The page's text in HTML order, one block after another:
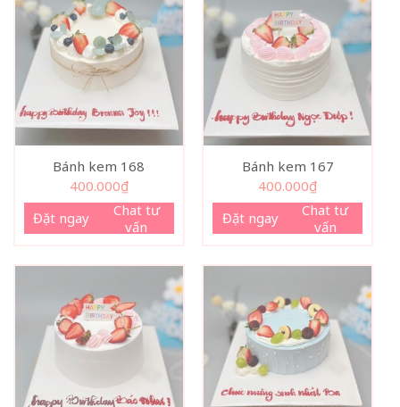
Bánh kem 168
400.000₫
Đặt ngay
Chat tư
vấn
Bánh kem 167
400.000₫
Đặt ngay
Chat tư
vấn